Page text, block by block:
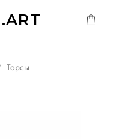
Торсы